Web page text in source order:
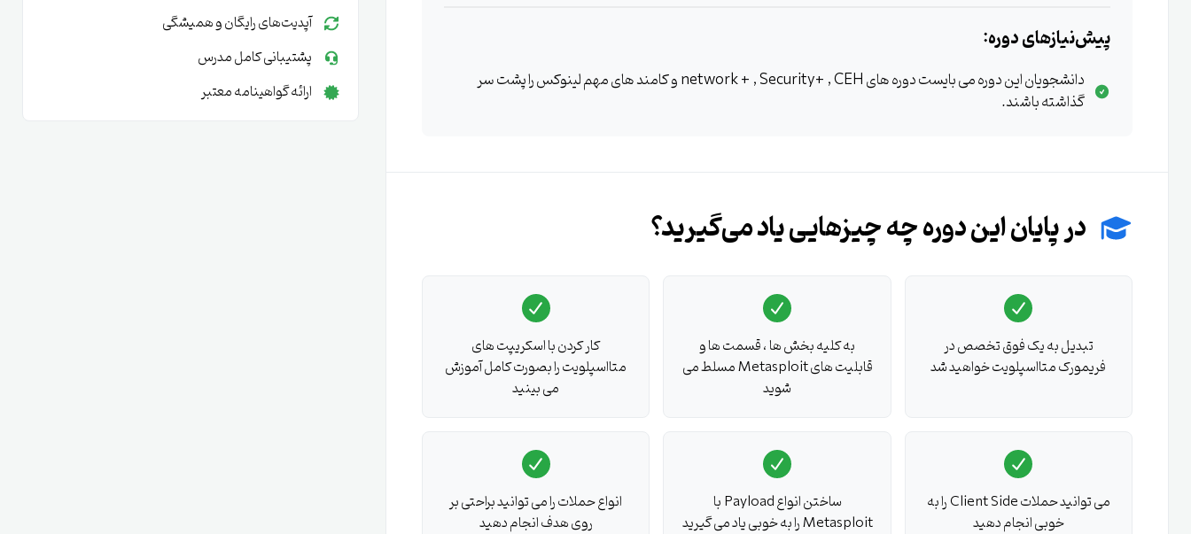
استاندارد است
تمامی قابلیت های ابزار Metasploit بصورت کامل آشنا می شوید و می توانید فرآیند های ارزیابی آسیب پذیری ها و تست های
شود ، فریمورک Metasploit از نحوه دستیابی به سیستم قربانی در هک و نفوذ ، فازهای شناسایی ، پس از شناسایی ، دستکاری
حرفه ای در پروژه های تست نفوذ خود استفاده کنید.
پیش‌نیازهای دوره:
دانشجویان این دوره می بایست دوره های network + , Security+ , CEH و کامند های مهم لینوکس را پشت سر
گذاشته باشند.
در پایان این دوره چه چیزهایی یاد می‌گیرید؟
تبدیل به یک فوق تخصص در
فریمورک متااسپلویت خواهید شد
به کلیه بخش ها ، قسمت ها و
قابلیت های Metasploit مسلط می
شوید
کار کردن با اسکریپت های
متااسپلویت را بصورت کامل آموزش
می بینید
می توانید حملات Client Side را به
خوبی انجام دهید
ساختن انواع Payload با
Metasploit را به خوبی یاد می گیرید
انواع حملات را می توانید براحتی بر
روی هدف انجام دهید
آپدیت‌های رایگان و همیشگی
پشتیبانی کامل مدرس
ارائه گواهینامه معتبر